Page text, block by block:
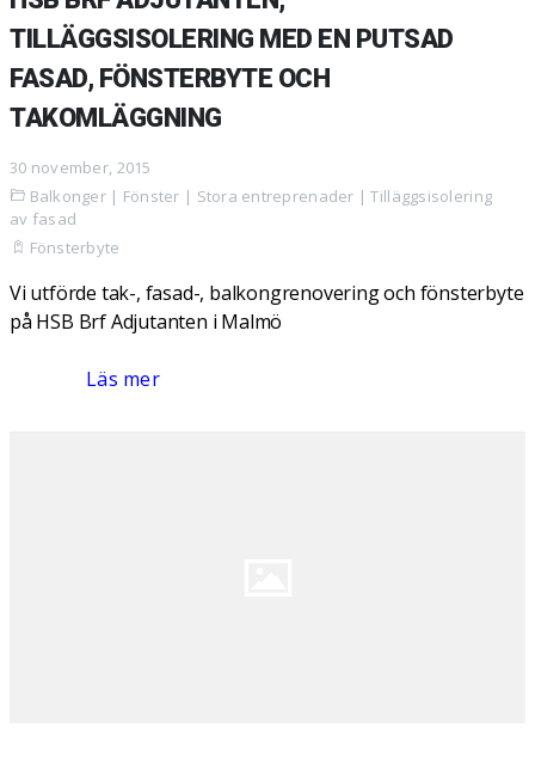
TILLÄGGSISOLERING MED EN PUTSAD
FASAD, FÖNSTERBYTE OCH
TAKOMLÄGGNING
30 november, 2015
Balkonger | Fönster | Stora entreprenader |Tilläggsisolering
av fasad
Fönsterbyte
Vi utförde tak-, fasad-, balkongrenovering och fönsterbyte
på HSB Brf Adjutanten i Malmö
Läs mer